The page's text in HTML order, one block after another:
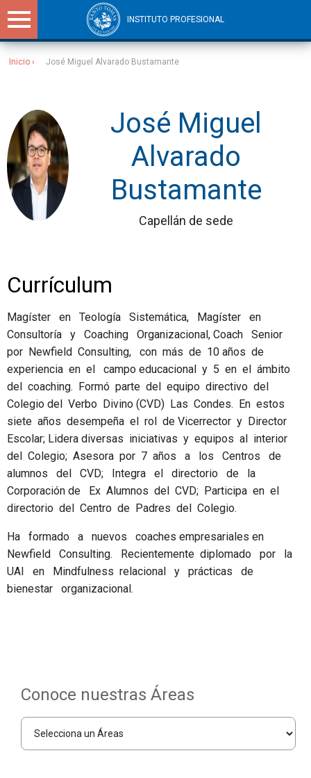
INSTITUTO PROFESIONAL
Inicio José Miguel Alvarado Bustamante
José Miguel
Alvarado
Bustamante
Capellán de sede
Currículum
Magíster en Teología Sistemática, Magíster en
Consultoría y Coaching Organizacional, Coach Senior
por Newfield Consulting, con más de 10 años de
experiencia en el campo educacional y 5 en el ámbito
del coaching. Formó parte del equipo directivo del
Colegio del Verbo Divino (CVD) Las Condes. En estos
siete años desempeña el rol de Vicerrector y Director
Escolar; Lidera diversas iniciativas y equipos al interior
del Colegio; Asesora por 7 años a los Centros de
alumnos del CVD; Integra el directorio de la
Corporación de Ex Alumnos del CVD; Participa en el
directorio del Centro de Padres del Colegio.
Ha formado a nuevos coaches empresariales en
Newfield Consulting. Recientemente diplomado por la
UAI en Mindfulness relacional y prácticas de
bienestar organizacional.
Conoce nuestras Áreas